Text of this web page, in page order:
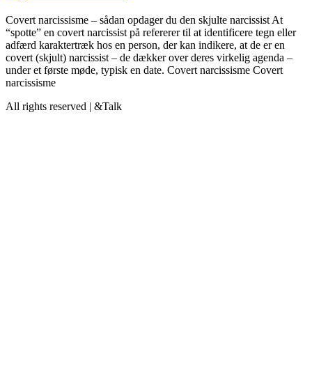
Covert narcissisme – sådan opdager du den skjulte narcissist At
“spotte” en covert narcissist på refererer til at identificere tegn eller
adfærd karaktertræk hos en person, der kan indikere, at de er en
covert (skjult) narcissist – de dækker over deres virkelig agenda –
under et første møde, typisk en date. Covert narcissisme Covert
narcissisme
All rights reserved | &Talk